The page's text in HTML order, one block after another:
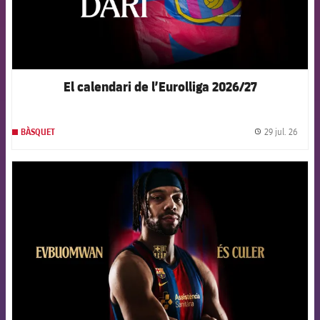
El calendari de l’Eurolliga 2026/27
BÀSQUET 29 jul. 26
FCB Barcelona badge